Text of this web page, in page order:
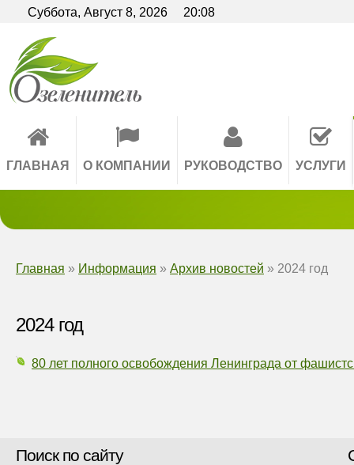
Версия для слабовидящих: Вкл
Размер шрифта:
Суббота, Август 8, 2026 20:08
ГЛАВНАЯ О КОМПАНИИ РУКОВОДСТВО УСЛУГИ
Главная » Информация » Архив новостей » 2024 год
2024 год
80 лет полного освобождения Ленинграда от
Поиск по сайту